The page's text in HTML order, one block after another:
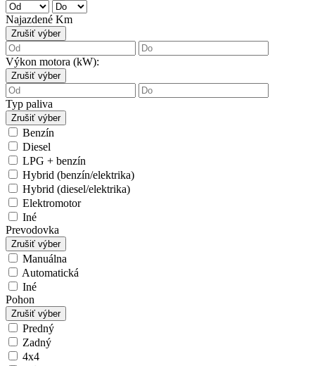
Najazdené Km
Zrušiť výber
Výkon motora (kW):
Zrušiť výber
Typ paliva
Zrušiť výber
Benzín
Diesel
LPG + benzín
Hybrid (benzín/elektrika)
Hybrid (diesel/elektrika)
Elektromotor
Iné
Prevodovka
Zrušiť výber
Manuálna
Automatická
Iné
Pohon
Zrušiť výber
Predný
Zadný
4x4